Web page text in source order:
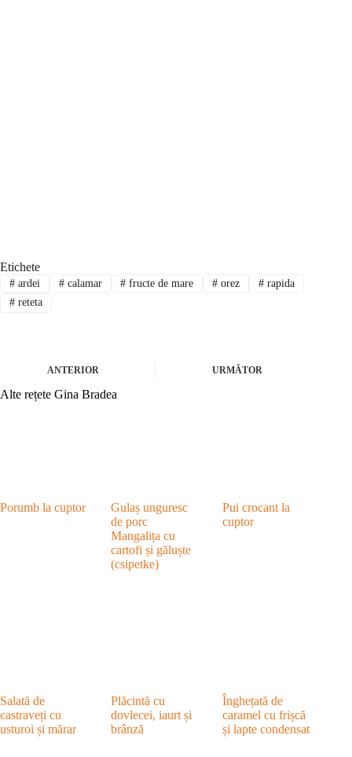
Etichete
#ardei #calamar # fructe de mare # orez # rapida
#reteta
ANTERIOR URMĂTOR
Alte rețete Gina Bradea
Porumb la cuptor
Gulaș unguresc
de porc
Mangalița cu
cartofi și găluște
(csipetke)
Pui crocant la
cuptor
Salată de
castraveți cu
usturoi și mărar
Plăcintă cu
dovlecei, iaurt și
brânză
Înghețată de
caramel cu frișcă
și lapte condensat